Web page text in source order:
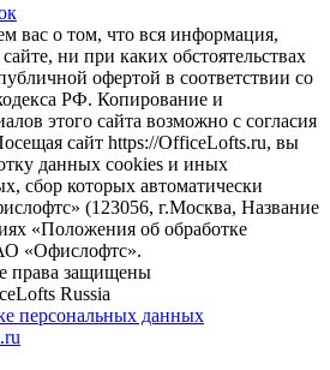
вас о том, что вся информация,
ни при каких обстоятельствах
офертой в соответствии со
РФ. Копирование и
этого сайта возможно с согласия
сайт https://OfficeLofts.ru, вы
данных cookies и иных
сбор которых автоматически
(123056, г.Москва, Название
«Положения об обработке
«Офислофтс».
права защищены
Russia
персональных данных